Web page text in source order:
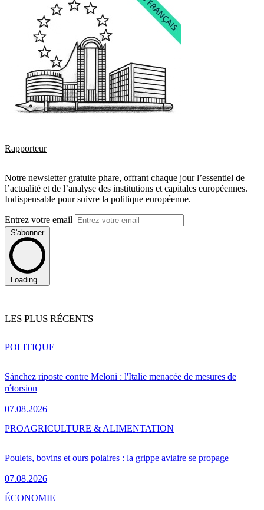
Rapporteur
Notre newsletter gratuite phare, offrant chaque jour l’essentiel de
l’actualité et de l’analyse des institutions et capitales européennes.
Indispensable pour suivre la politique européenne.
Entrez votre email
S'abonner
Loading...
LES PLUS RÉCENTS
Sánchez riposte contre Meloni : l'Italie menacée de mesures de
rétorsion
07.08.2026
POLITIQUE
Poulets, bovins et ours polaires : la grippe aviaire se propage
07.08.2026
PROAGRICULTURE & ALIMENTATION
ÉCONOMIE